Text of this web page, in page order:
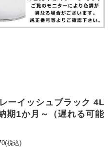
ーイッシュブラック 4L
1か月～（遅れる可能
(税込)